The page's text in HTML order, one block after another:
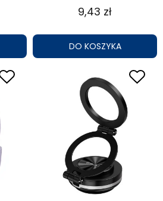
9,43 zł
DO KOSZYKA